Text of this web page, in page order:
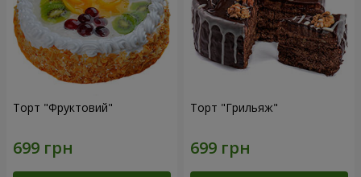
Торт "Фруктовий" Торт "Грильяж"